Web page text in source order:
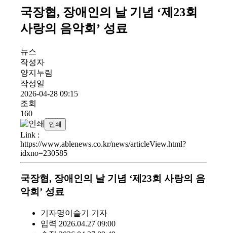
국장협, 장애인의 날 기념 ‘제23회
사랑의 음악회’ 성료
뉴스
작성자
양지누림
작성일
2026-04-28 09:15
조회
160
인쇄
Link :
https://www.ablenews.co.kr/news/articleView.html?
idxno=230585
국장협, 장애인의 날 기념 ‘제23회 사랑의 음
악회’ 성료
기자명이슬기 기자
입력 2026.04.27 09:00